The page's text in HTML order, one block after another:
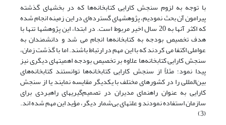
با توجه به لزوم سنجش کارایی کتابخانه‌ها که در بخشهای گذشته
پیرامون آن بحث نمودیم، پژوهشهای گسترده‌ای در این زمینه انجام شده
که اکثر آنها به 20 سال اخیر مربوط است. در ابتدا، این پژوهشها تنها با
هدف تخصیص بودجه به کتابخانه‌ها انجام می شد و دانشمندان به
عواملی اکتفا می کردند که با این مهم در ارتباط باشند. اما با گذشت زمان،
سنجش کارایی کتابخانه‌ها علاوه بر تخصیص بودجه اهمیتهای دیگری نیز
پیدا نمود؛ مثلاً از سنجش کارایی کتابخانه‌ها توانستند کتابخانه‌های
بین‌المللی را در کشورهای مختلف با یکدیگر مقایسه نمایند یا از سنجش
کارایی به عنوان راهنمای مدیران در تصمیم‌گیریهای راهبردی برای
سازمان استفاده نمودند و علتهای بی‌شمار دیگر، مؤید این مهم شده اند.
(3)